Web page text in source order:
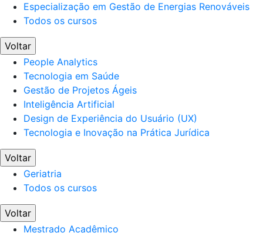
Especialização em Gestão de Energias Renováveis
Todos os cursos
Voltar
People Analytics
Tecnologia em Saúde
Gestão de Projetos Ágeis
Inteligência Artificial
Design de Experiência do Usuário (UX)
Tecnologia e Inovação na Prática Jurídica
Voltar
Geriatria
Todos os cursos
Voltar
Mestrado Acadêmico